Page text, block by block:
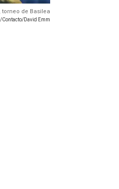
de Basilea
David Emm